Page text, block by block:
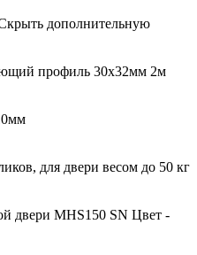
дополнительную
профиль 30х32мм 2м
для двери весом до 50 кг
двери MHS150 SN Цвет -